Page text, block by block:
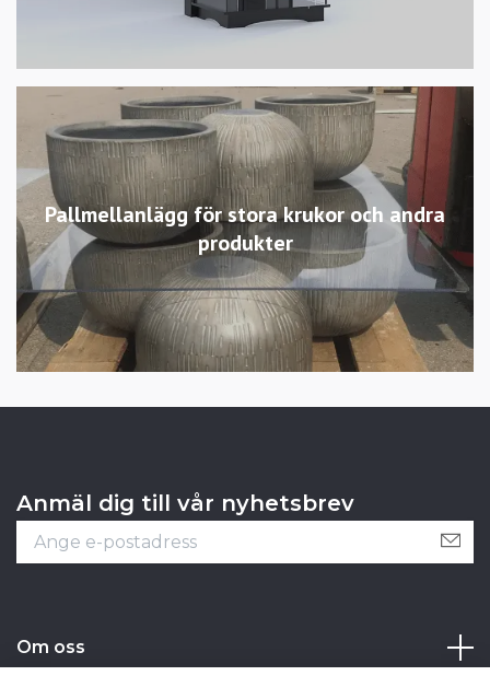
Pallmellanlägg för stora krukor och andra
produkter
Anmäl dig till vår nyhetsbrev
Om oss